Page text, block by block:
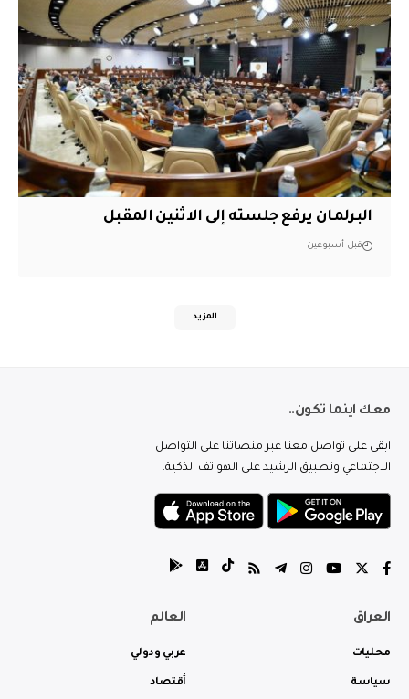
البرلمان يرفع جلسته إلى الاثنين المقبل
قبل أسبوعين
المزيد
معك اينما تكون..
ابقى على تواصل معنا عبر منصاتنا على التواصل
الاجتماعي وتطبيق الرشيد على الهواتف الذكية.
العراق
محليات
سياسة
العالم
عربي ودولي
أقتصاد